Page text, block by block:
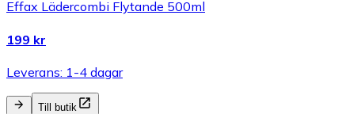
Effax Lädercombi Flytande 500ml
199 kr
Leverans: 1-4 dagar
Till butik